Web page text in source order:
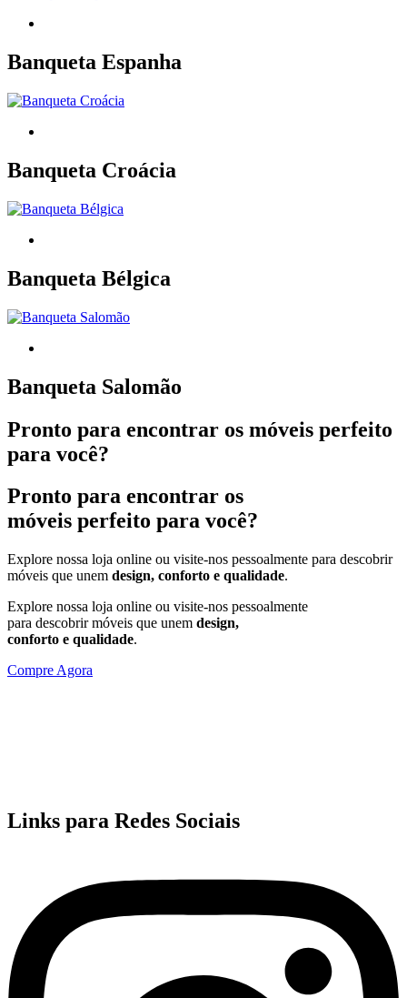
Banqueta Espanha
Banqueta Croácia
Banqueta Bélgica
Banqueta Salomão
Pronto para encontrar os móveis perfeito
para você?
Pronto para encontrar os
móveis perfeito para você?
Explore nossa loja online ou visite-nos pessoalmente para descobrir
móveis que unem design, conforto e qualidade.
Explore nossa loja online ou visite-nos pessoalmente
para descobrir móveis que unem design,
conforto e qualidade.
Compre Agora
Links para Redes Sociais